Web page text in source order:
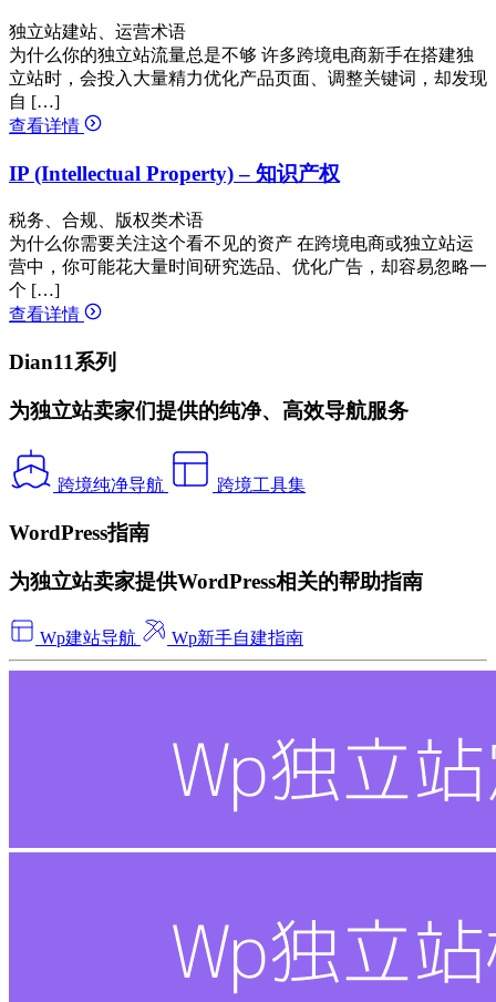
独立站建站、运营术语
为什么你的独立站流量总是不够 许多跨境电商新手在搭建独
立站时，会投入大量精力优化产品页面、调整关键词，却发现
自 […]
查看详情
IP (Intellectual Property) – 知识产权
税务、合规、版权类术语
为什么你需要关注这个看不见的资产 在跨境电商或独立站运
营中，你可能花大量时间研究选品、优化广告，却容易忽略一
个 […]
查看详情
Dian11系列
为独立站卖家们提供的纯净、高效导航服务
跨境纯净导航 跨境工具集
WordPress指南
为独立站卖家提供WordPress相关的帮助指南
Wp建站导航 Wp新手自建指南